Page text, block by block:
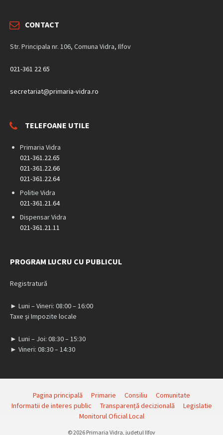
CONTACT
Str. Principala nr. 106, Comuna Vidra, Ilfov
021-361 22 65
secretariat@primaria-vidra.ro
TELEFOANE UTILE
Primaria Vidra
021-361.22.65
021-361.22.66
021-361.22.64
Politie Vidra
021-361.21.64
Dispensar Vidra
021-361.21.11
PROGRAM LUCRU CU PUBLICUL
Registratură
► Luni – Vineri: 08:00 – 16:00
Taxe și Impozite locale
► Luni – Joi: 08:30 – 15:30
► Vineri: 08:30 – 14:30
Pagina principală Primarie Consiliu
Comunitate
Informatii de interes public
Transparență decizională
Legislatie
Monitorul Oficial Local
© 2026 Primaria Vidra, judetul Ilfov